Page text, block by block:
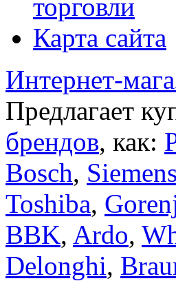
торговли
Карта сайта
Интернет-
Предлагает
брендов, как:
Bosch, Siemens
Toshiba,
BBK, Ardo,
Delonghi,